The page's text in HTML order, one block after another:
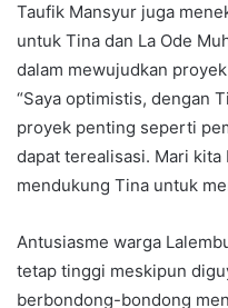
Taufik Mansyur juga
untuk Tina dan La Ode
dalam mewujudkan
“Saya optimistis, dengan
proyek penting seperti
dapat terealisasi. Mari
mendukung Tina untuk
Antusiasme warga
tetap tinggi meskipun
berbondong-bondong